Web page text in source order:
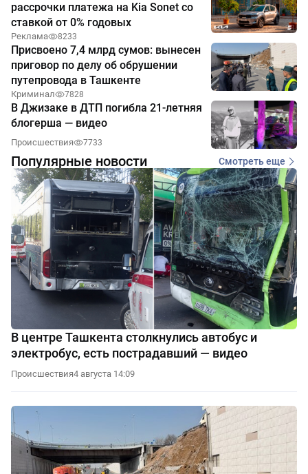
рассрочки платежа на Kia Sonet со
ставкой от 0% годовых
Реклама 8233
Присвоено 7,4 млрд сумов: вынесен
приговор по делу об обрушении
путепровода в Ташкенте
Криминал 7828
В Джизаке в ДТП погибла 21-летняя
блогерша — видео
Происшествия 7733
Популярные новости Смотреть еще
В центре Ташкента столкнулись автобус и
электробус, есть пострадавший — видео
Происшествия4 августа 14:09